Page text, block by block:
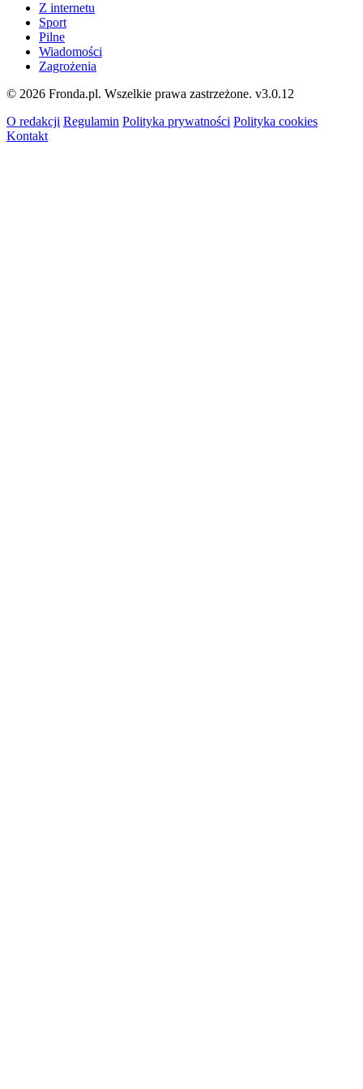
Z internetu
Sport
Pilne
Wiadomości
Zagrożenia
© 2026 Fronda.pl. Wszelkie prawa zastrzeżone. v3.0.12
O redakcji Regulamin Polityka prywatności Polityka cookies
Kontakt